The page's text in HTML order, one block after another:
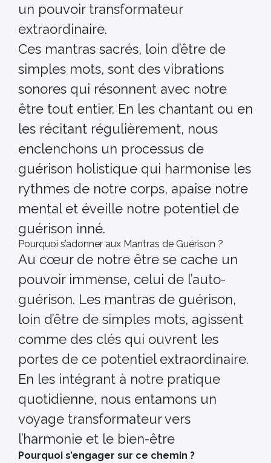
un pouvoir transformateur
extraordinaire.
Ces mantras sacrés, loin d’être de
simples mots, sont des vibrations
sonores qui résonnent avec notre
être tout entier. En les chantant ou en
les récitant régulièrement, nous
enclenchons un processus de
guérison holistique qui harmonise les
rythmes de notre corps, apaise notre
mental et éveille notre potentiel de
guérison inné.
Pourquoi s’adonner aux Mantras de Guérison ?
Au cœur de notre être se cache un
pouvoir immense, celui de l’auto-
guérison. Les mantras de guérison,
loin d’être de simples mots, agissent
comme des clés qui ouvrent les
portes de ce potentiel extraordinaire.
En les intégrant à notre pratique
quotidienne, nous entamons un
voyage transformateur vers
l’harmonie et le bien-être
Pourquoi s’engager sur ce chemin ?